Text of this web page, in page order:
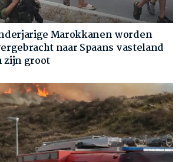
Marokkanen worden
naar Spaans vasteland
zijn groot